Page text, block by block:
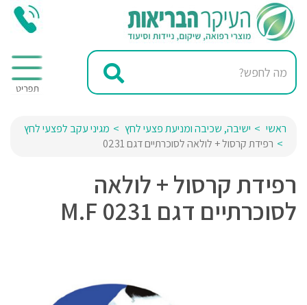
ראשי ישיבה, שכיבה ומניעת פצעי לחץ
מגיני עקב לפצעי לחץ
רפידת קרסול + לולאה לסוכרתיים דגם 0231
רפידת קרסול + לולאה
לסוכרתיים דגם 0231 M.F